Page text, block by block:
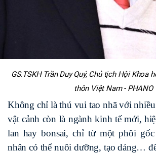
GS.TSKH Trần Duy Quý, Chủ tịch Hội Khoa
thôn Việt Nam - PHANO
Không chỉ là thú vui tao nhã với
vật cảnh còn là ngành kinh tế mới,
lan hay bonsai, chỉ từ một phôi
nhân có thể nuôi dưỡng, tạo dáng…